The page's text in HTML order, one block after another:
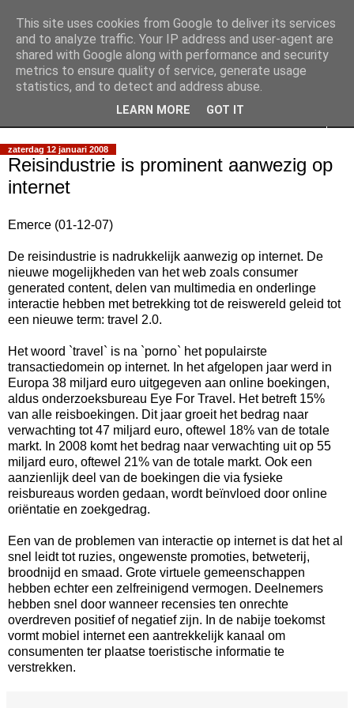
Slimpie Blog
Weblog van Walter Slimmens
zaterdag 12 januari 2008
Reisindustrie is prominent aanwezig op
internet
Emerce (01-12-07)
De reisindustrie is nadrukkelijk aanwezig op internet. De
nieuwe mogelijkheden van het web zoals consumer
generated content, delen van multimedia en onderlinge
interactie hebben met betrekking tot de reiswereld geleid tot
een nieuwe term: travel 2.0.
Het woord `travel` is na `porno` het populairste
transactiedomein op internet. In het afgelopen jaar werd in
Europa 38 miljard euro uitgegeven aan online boekingen,
aldus onderzoeksbureau Eye For Travel. Het betreft 15%
van alle reisboekingen. Dit jaar groeit het bedrag naar
verwachting tot 47 miljard euro, oftewel 18% van de totale
markt. In 2008 komt het bedrag naar verwachting uit op 55
miljard euro, oftewel 21% van de totale markt. Ook een
aanzienlijk deel van de boekingen die via fysieke
reisbureaus worden gedaan, wordt beïnvloed door online
oriëntatie en zoekgedrag.
Een van de problemen van interactie op internet is dat het al
snel leidt tot ruzies, ongewenste promoties, betweterij,
broodnijd en smaad. Grote virtuele gemeenschappen
hebben echter een zelfreinigend vermogen. Deelnemers
hebben snel door wanneer recensies ten onrechte
overdreven positief of negatief zijn. In de nabije toekomst
vormt mobiel internet een aantrekkelijk kanaal om
consumenten ter plaatse toeristische informatie te
verstrekken.
This site uses cookies from Google to deliver its services
and to analyze traffic. Your IP address and user-agent are
shared with Google along with performance and security
metrics to ensure quality of service, generate usage
statistics, and to detect and address abuse.
LEARN MORE GOT IT